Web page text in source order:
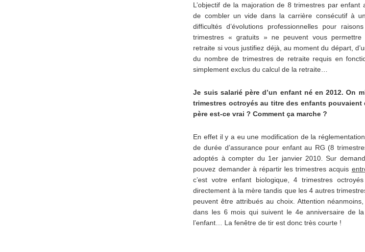
L’objectif de la majoration de 8 trimestres par enfant
de combler un vide dans la carrière consécutif à
difficultés d’évolutions professionnelles pour
trimestres « gratuits » ne peuvent vous permettre
retraite si vous justifiez déjà, au moment du départ,
du nombre de trimestres de retraite requis en
simplement exclus du calcul de la retraite…
Je suis salarié père d’un enfant né en 2012. On
trimestres octroyés au titre des enfants pouvaient
père est-ce vrai ? Comment ça marche ?
En effet il y a eu une modification de la
de durée d’assurance pour enfant au RG (8
adoptés à compter du 1er janvier 2010. Sur
pouvez demander à répartir les trimestres acquis
c’est votre enfant biologique, 4 trimestres
directement à la mère tandis que les 4 autres
peuvent être attribués au choix. Attention
dans les 6 mois qui suivent le 4e anniversaire de
l’enfant… La fenêtre de tir est donc très courte !